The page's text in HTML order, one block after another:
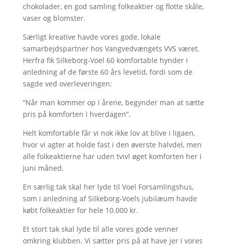
chokolader, en god samling folkeaktier og flotte skåle,
vaser og blomster.
Særligt kreative havde vores gode, lokale
samarbejdspartner hos Vangvedvængets VVS været.
Herfra fik Silkeborg-Voel 60 komfortable hynder i
anledning af de første 60 års levetid, fordi som de
sagde ved overleveringen:
“Når man kommer op i årene, begynder man at sætte
pris på komforten i hverdagen”.
Helt komfortable får vi nok ikke lov at blive i ligaen,
hvor vi agter at holde fast i den øverste halvdel, men
alle folkeaktierne har uden tvivl øget komforten her i
juni måned.
En særlig tak skal her lyde til Voel Forsamlingshus,
som i anledning af Silkeborg-Voels jubilæum havde
købt folkeaktier for hele 10.000 kr.
Et stort tak skal lyde til alle vores gode venner
omkring klubben. Vi sætter pris på at have jer i vores